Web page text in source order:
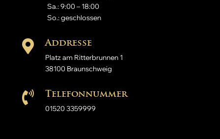
Sa.: 9:00 – 18:00
So.: geschlossen
 Addresse
Platz am Ritterbrunnen 1
38100 Braunschweig
 Telefonnummer
01520 3359999